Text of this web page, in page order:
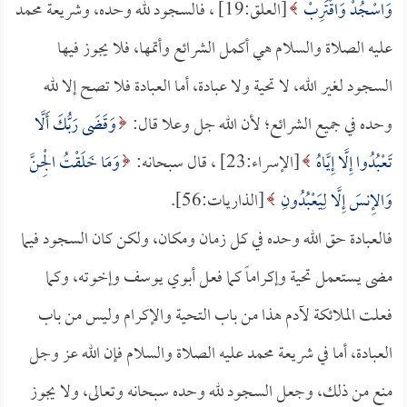
وَاسْجُدْ وَاقْتَرِبْ
[العلق:19] ، فالسجود لله وحده، وشريعة محمد
عليه الصلاة والسلام هي أكمل الشرائع وأتمها، فلا يجوز فيها
السجود لغير الله، لا تحية ولا عبادة، أما العبادة فلا تصح إلا لله
وحده في جميع الشرائع؛ لأن الله جل وعلا قال: وَقَضَى رَبُّكَ أَلَّا
تَعْبُدُوا إِلَّا إِيَّاهُ [الإسراء:23] ، قال سبحانه:
وَمَا خَلَقْتُ الْجِنَّ
وَالإِنسَ إِلَّا لِيَعْبُدُونِ [الذاريات:56].
فالعبادة حق الله وحده في كل زمان ومكان، ولكن كان السجود فيما
مضى يستعمل تحية وإكراماً كما فعل أبوي يوسف وإخوته، وكما
فعلت الملائكة لآدم هذا من باب التحية والإكرام وليس من باب
العبادة، أما في شريعة محمد عليه الصلاة والسلام فإن الله عز وجل
منع من ذلك، وجعل السجود لله وحده سبحانه وتعالى، ولا يجوز